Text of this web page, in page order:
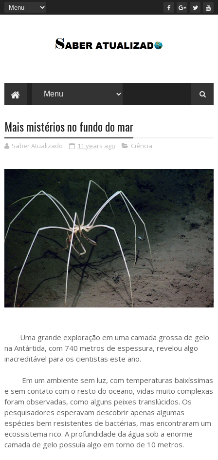
Mais mistérios no fundo do mar
Saber Atualizado 11 years ago Ciência
Uma grande exploração em uma camada grossa de gelo
na Antártida, com 740 metros de espessura, revelou algo
inacreditável para os cientistas este ano.
Em um ambiente sem luz, com temperaturas baixíssimas
e sem contato com o resto do oceano, vidas muito complexas
foram observadas, como alguns peixes translúcidos. Os
pesquisadores esperavam descobrir apenas algumas
espécies bem resistentes de bactérias, mas encontraram um
ecossistema rico. A profundidade da água sob a enorme
camada de gelo possuía algo em torno de 10 metros.